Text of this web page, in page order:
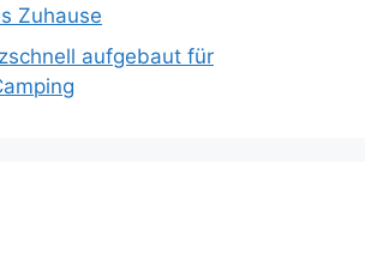
Zuhause
aufgebaut für